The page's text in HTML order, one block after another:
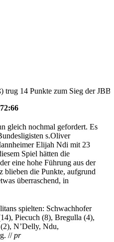
trug 14 Punkte zum Sieg der
gleich nochmal gefordert. Es
s.Oliver
Elijah Ndi mit 23
Spiel hätten die
eine hohe Führung aus der
blieben die Punkte, aufgrund
überraschend, in
spielten: Schwachhofer
Piecuch (8), Bregulla (4),
N’Delly, Ndu,
//pr